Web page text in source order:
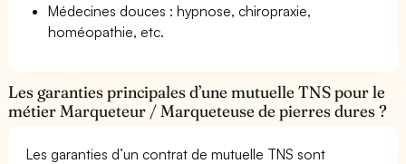
Médecines douces : hypnose, chiropraxie,
homéopathie, etc.
Les garanties principales d’une mutuelle TNS pour le
métier Marqueteur / Marqueteuse de pierres dures ?
Les garanties d’un contrat de mutuelle TNS sont